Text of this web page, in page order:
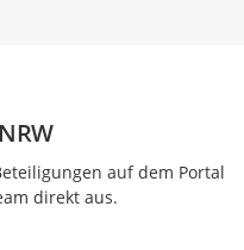
auf dem Portal
direkt aus.